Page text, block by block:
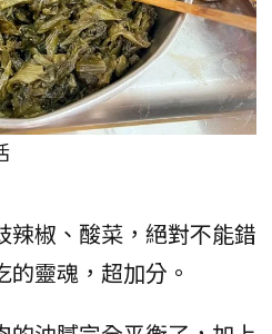
辣椒、酸菜，絕對不能錯
靈魂，超加分。